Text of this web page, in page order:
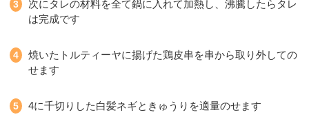
次にタレの材料を全て鍋に入れて加熱し、沸騰したらタレ
は完成です
焼いたトルティーヤに揚げた鶏皮串を串から取り外しての
せます
4に千切りした白髪ネギときゅうりを適量のせます